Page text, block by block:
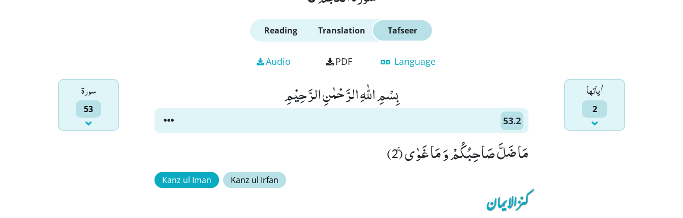
Reading Translation Tafseer
Audio PDF Language
سورۃ
53
اٰياتها
2
بِسْمِ اللّٰهِ الرَّحْمٰنِ الرَّحِیْمِ
53.2
مَا ضَلَّ صَاحِبُكُمْ وَ مَا غَوٰىۚ (2)
Kanz ul Iman Kanz ul Irfan
کنزالایمان